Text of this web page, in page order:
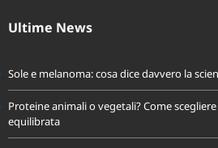
Ultime News
Sole e melanoma: cosa dice davvero la
Proteine animali o vegetali? Come
equilibrata